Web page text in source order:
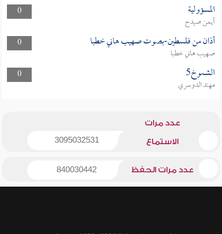
0
المسؤولية
أيمن صيدح
0
أذان من فلسطين-بصوت صهيب هاني خطبا
صهيب هاني خطبا
0
الشموخ5
مهند الدوسري
عدد مرات
الاستماع 3095032531
عدد مرات الحفظ 840030442